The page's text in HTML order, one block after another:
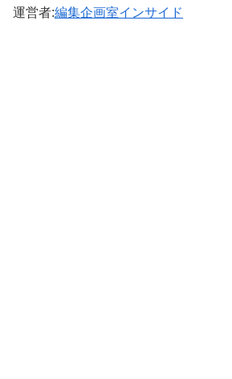
運営者:編集企画室インサイド